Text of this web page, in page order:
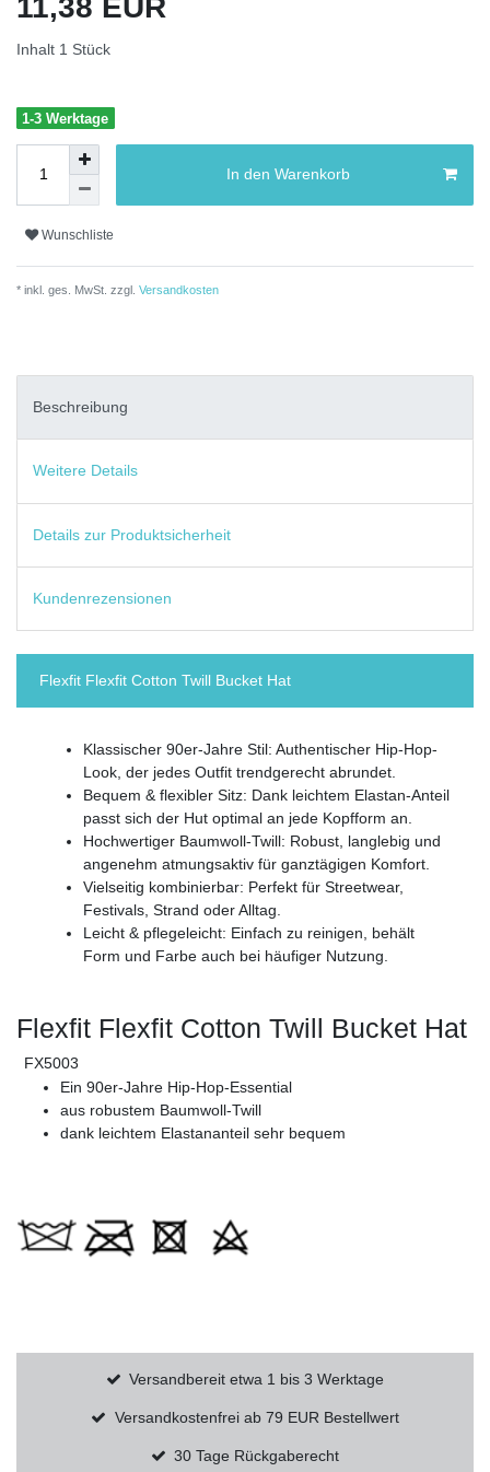
Inhalt 1 Stück
1-3 Werktage
In den Warenkorb
Wunschliste
* inkl. ges. MwSt. zzgl. Versandkosten
Beschreibung
Weitere Details
Details zur Produktsicherheit
Kundenrezensionen
Flexfit Flexfit Cotton Twill Bucket Hat
Klassischer 90er-Jahre Stil: Authentischer Hip-Hop-
Look, der jedes Outfit trendgerecht abrundet.
Bequem & flexibler Sitz: Dank leichtem Elastan-Anteil
passt sich der Hut optimal an jede Kopfform an.
Hochwertiger Baumwoll-Twill: Robust, langlebig und
angenehm atmungsaktiv für ganztägigen Komfort.
Vielseitig kombinierbar: Perfekt für Streetwear,
Festivals, Strand oder Alltag.
Leicht & pflegeleicht: Einfach zu reinigen, behält
Form und Farbe auch bei häufiger Nutzung.
Flexfit Flexfit Cotton Twill Bucket Hat
FX5003
Ein 90er-Jahre Hip-Hop-Essential
aus robustem Baumwoll-Twill
dank leichtem Elastananteil sehr bequem
Versandbereit etwa 1 bis 3 Werktage
Versandkostenfrei ab 79 EUR Bestellwert
30 Tage Rückgaberecht